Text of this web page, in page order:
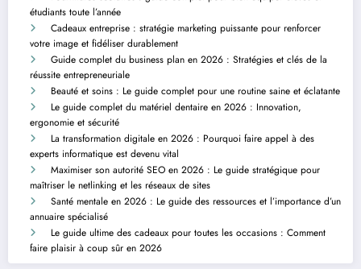
étudiants toute l’année
Cadeaux entreprise : stratégie marketing puissante pour renforcer
votre image et fidéliser durablement
Guide complet du business plan en 2026 : Stratégies et clés de la
réussite entrepreneuriale
Beauté et soins : Le guide complet pour une routine saine et éclatante
Le guide complet du matériel dentaire en 2026 : Innovation,
ergonomie et sécurité
La transformation digitale en 2026 : Pourquoi faire appel à des
experts informatique est devenu vital
Maximiser son autorité SEO en 2026 : Le guide stratégique pour
maîtriser le netlinking et les réseaux de sites
Santé mentale en 2026 : Le guide des ressources et l’importance d’un
annuaire spécialisé
Le guide ultime des cadeaux pour toutes les occasions : Comment
faire plaisir à coup sûr en 2026